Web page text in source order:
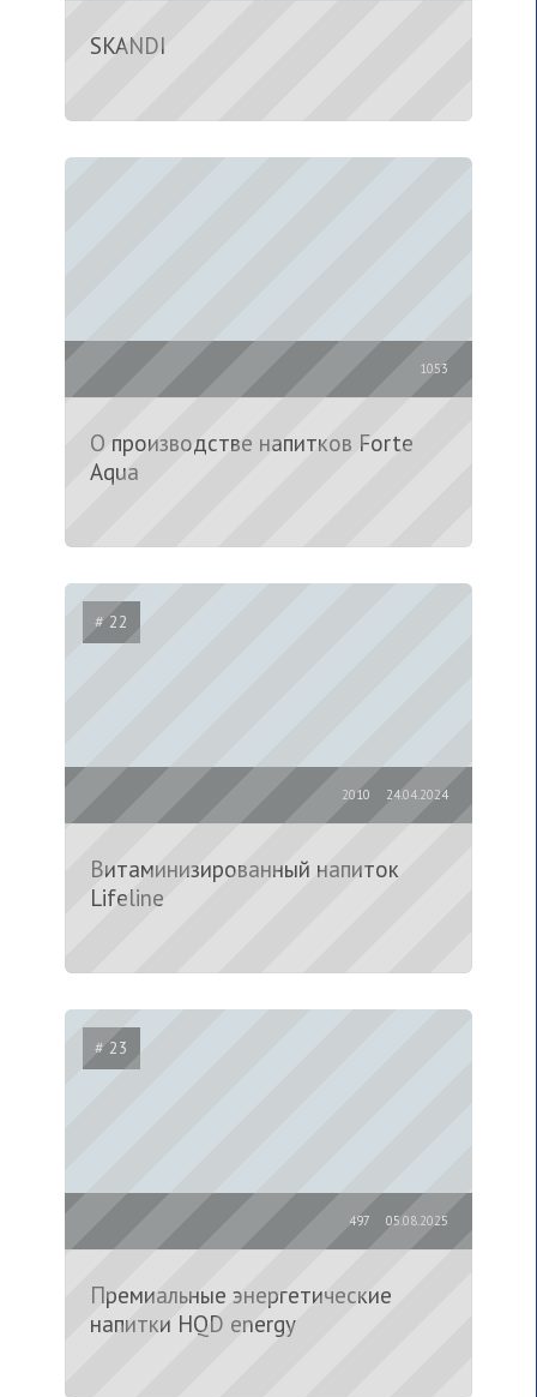
SKANDI
1053
О производстве напитков Forte
Aqua
# 22
24.04.2024
2010
Витаминизированный напиток
Lifeline
# 23
05.08.2025
497
Премиальные энергетические
напитки HQD energy